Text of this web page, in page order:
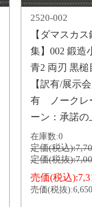
2520-002
【ダマスカ
集】002 鍛造
青2 両刃 黒槌
【訳有/展示
有 ノークレ
ーン：承諾の
在庫数:0
定価(税込):
定価(税抜):
売価(税込):
売価(税抜):